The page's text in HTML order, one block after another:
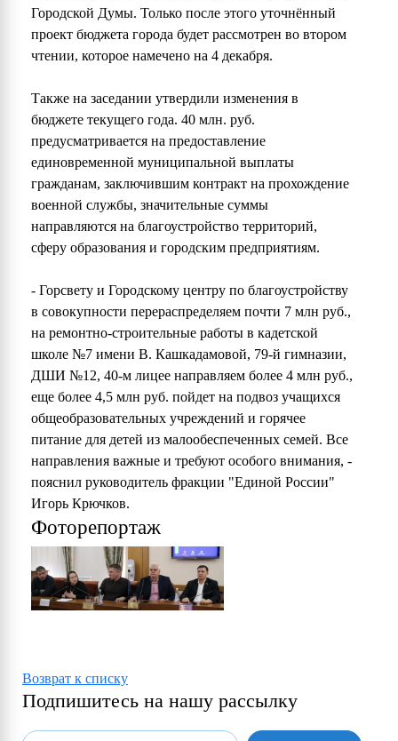
Городской Думы. Только после этого уточнённый
проект бюджета города будет рассмотрен во втором
чтении, которое намечено на 4 декабря.
Также на заседании утвердили изменения в
бюджете текущего года. 40 млн. руб.
предусматривается на предоставление
единовременной муниципальной выплаты
гражданам, заключившим контракт на прохождение
военной службы, значительные суммы
направляются на благоустройство территорий,
сферу образования и городским предприятиям.
- Горсвету и Городскому центру по благоустройству
в совокупности перераспределяем почти 7 млн руб.,
на ремонтно-строительные работы в кадетской
школе №7 имени В. Кашкадамовой, 79-й гимназии,
ДШИ №12, 40-м лицее направляем более 4 млн руб.,
еще более 4,5 млн руб. пойдет на подвоз учащихся
общеобразовательных учреждений и горячее
питание для детей из малообеспеченных семей. Все
направления важные и требуют особого внимания, -
пояснил руководитель фракции "Единой России"
Игорь Крючков.
Фоторепортаж
Возврат к списку
Подпишитесь на нашу рассылку